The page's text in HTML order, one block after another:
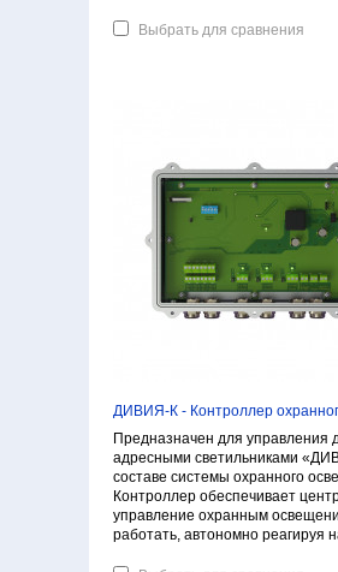
Выбрать для сравнения
ДИВИЯ-К - Контроллер
Предназначен для управления
адресными светильниками
составе системы охранного
Контроллер обеспечивает
управление охранным
работать, автономно реагируя